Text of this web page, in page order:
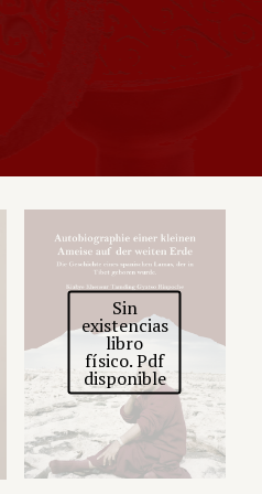
Sin
existencias
libro
físico. Pdf
disponible